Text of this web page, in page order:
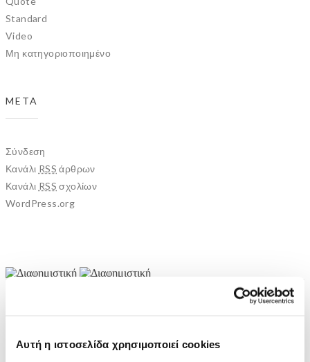
Αυτή η ιστοσελίδα χρησιμοποιεί cookies
Standard
Video
Μη κατηγοριοποιημένο
META
Σύνδεση
Κανάλι RSS άρθρων
Κανάλι RSS σχολίων
WordPress.org
ΕΡΓΑ